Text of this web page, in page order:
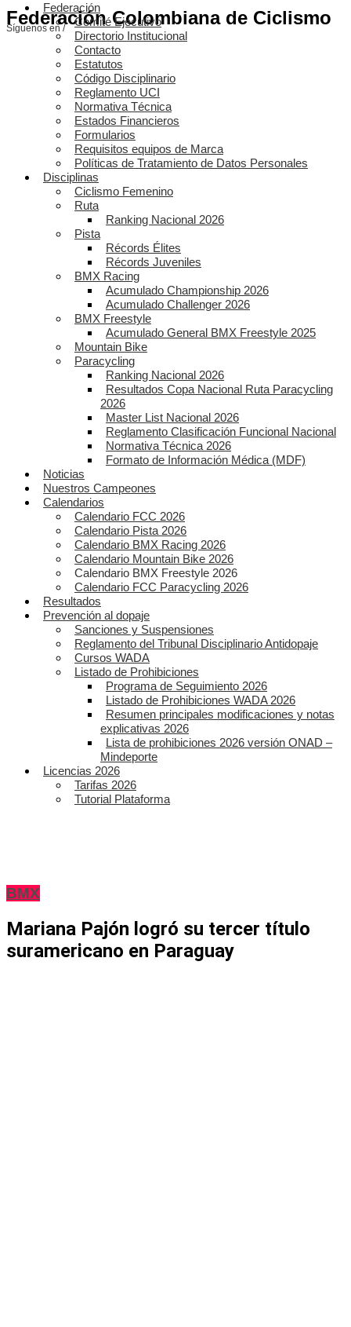
Federación Colombiana de Ciclismo
Síguenos en /
Federación
Comité Ejecutivo
Directorio Institucional
Contacto
Estatutos
Código Disciplinario
Reglamento UCI
Normativa Técnica
Estados Financieros
Formularios
Requisitos equipos de Marca
Políticas de Tratamiento de Datos Personales
Disciplinas
Ciclismo Femenino
Ruta
Ranking Nacional 2026
Pista
Récords Élites
Récords Juveniles
BMX Racing
Acumulado Championship 2026
Acumulado Challenger 2026
BMX Freestyle
Acumulado General BMX Freestyle 2025
Mountain Bike
Paracycling
Ranking Nacional 2026
Resultados Copa Nacional Ruta Paracycling
2026
Master List Nacional 2026
Reglamento Clasificación Funcional Nacional
Normativa Técnica 2026
Formato de Información Médica (MDF)
Noticias
Nuestros Campeones
Calendarios
Calendario FCC 2026
Calendario Pista 2026
Calendario BMX Racing 2026
Calendario Mountain Bike 2026
Calendario BMX Freestyle 2026
Calendario FCC Paracycling 2026
Resultados
Prevención al dopaje
Sanciones y Suspensiones
Reglamento del Tribunal Disciplinario Antidopaje
Cursos WADA
Listado de Prohibiciones
Programa de Seguimiento 2026
Listado de Prohibiciones WADA 2026
Resumen principales modificaciones y notas
explicativas 2026
Lista de prohibiciones 2026 versión ONAD –
Mindeporte
Licencias 2026
Tarifas 2026
Tutorial Plataforma
BMX
Mariana Pajón logró su tercer título
suramericano en Paraguay